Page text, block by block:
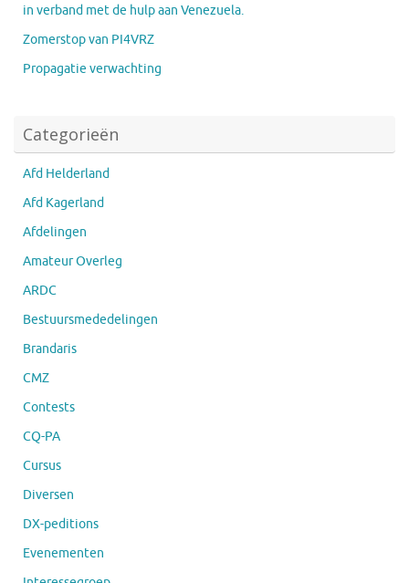
in verband met de hulp aan Venezuela.
Zomerstop van PI4VRZ
Propagatie verwachting
Categorieën
Afd Helderland
Afd Kagerland
Afdelingen
Amateur Overleg
ARDC
Bestuursmededelingen
Brandaris
CMZ
Contests
CQ-PA
Cursus
Diversen
DX-peditions
Evenementen